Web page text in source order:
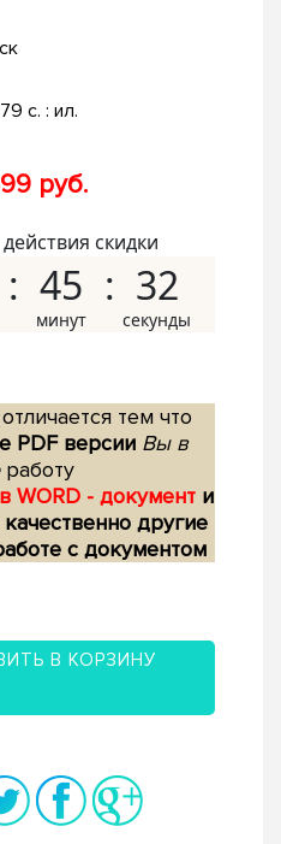
с. : ил.
руб.
скидки
45 31
тем что
PDF версии Вы в
работу
WORD - документ и
другие
с документом
В КОРЗИНУ